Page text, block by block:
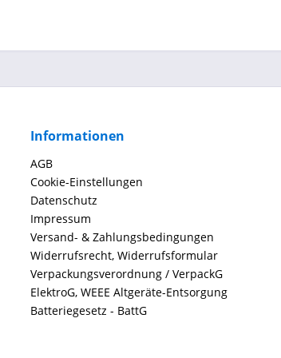
Informationen
AGB
Cookie-Einstellungen
Datenschutz
Impressum
Versand- & Zahlungsbedingungen
Widerrufsrecht, Widerrufsformular
Verpackungsverordnung / VerpackG
ElektroG, WEEE Altgeräte-Entsorgung
Batteriegesetz - BattG